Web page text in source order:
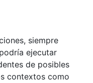
siempre
ejecutar
de posibles
contextos como